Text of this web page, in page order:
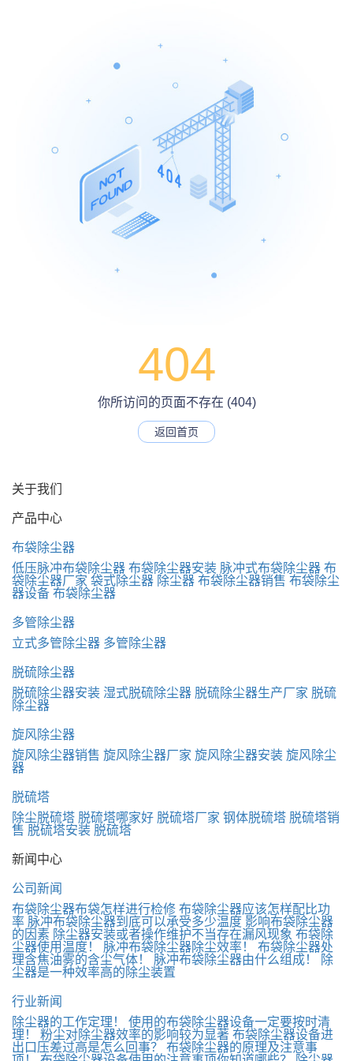
404
你所访问的页面不存在 (404)
返回首页
关于我们
产品中心
布袋除尘器
低压脉冲布袋除尘器 布袋除尘器安装 脉冲式布袋除尘器 布
袋除尘器厂家 袋式除尘器 除尘器 布袋除尘器销售 布袋除尘
器设备 布袋除尘器
多管除尘器
立式多管除尘器 多管除尘器
脱硫除尘器
脱硫除尘器安装 湿式脱硫除尘器 脱硫除尘器生产厂家 脱硫
除尘器
旋风除尘器
旋风除尘器销售 旋风除尘器厂家 旋风除尘器安装 旋风除尘
器
脱硫塔
除尘脱硫塔 脱硫塔哪家好 脱硫塔厂家 钢体脱硫塔 脱硫塔销
售 脱硫塔安装 脱硫塔
新闻中心
公司新闻
布袋除尘器布袋怎样进行检修 布袋除尘器应该怎样配比功
率 脉冲布袋除尘器到底可以承受多少温度 影响布袋除尘器
的因素 除尘器安装或者操作维护不当存在漏风现象 布袋除
尘器使用温度！
脉冲布袋除尘器除尘效率！
布袋除尘器处
理含焦油雾的含尘气体！
脉冲布袋除尘器由什么组成！
除
尘器是一种效率高的除尘装置
行业新闻
除尘器的工作定理！
使用的布袋除尘器设备一定要按时清
理！
粉尘对除尘器效率的影响较为显著 布袋除尘器设备进
出口压差过高是怎么回事？
布袋除尘器的原理及注意事